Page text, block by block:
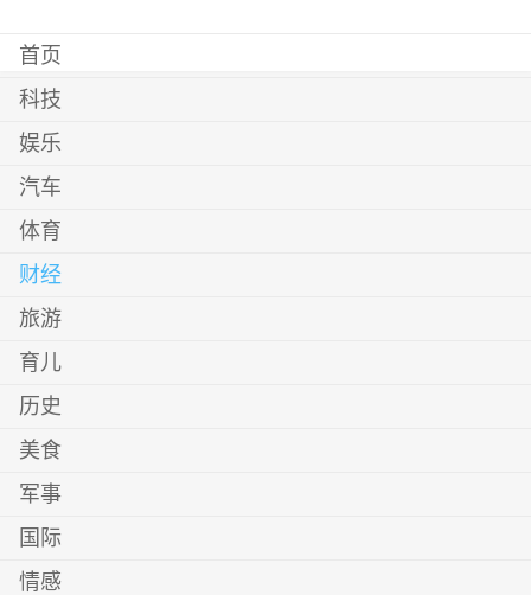
首页
科技
娱乐
汽车
体育
财经
旅游
育儿
历史
美食
军事
国际
情感